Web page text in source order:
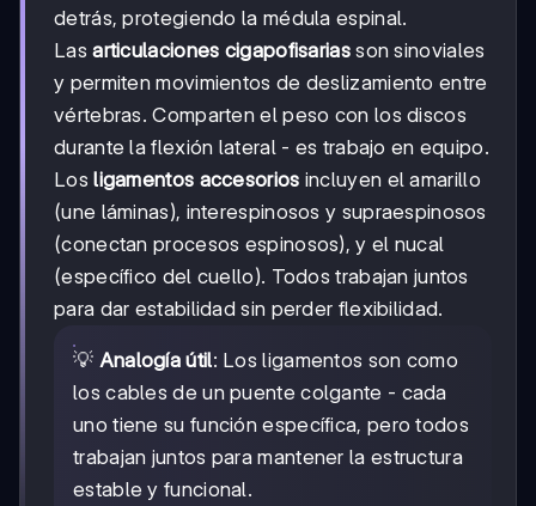
detrás, protegiendo la médula espinal.
Lasarticulaciones cigapofisariasson sinoviales
y permiten movimientos de deslizamiento entre
vértebras. Comparten el peso con los discos
durante la flexión lateral - es trabajo en equipo.
Losligamentos accesorios incluyen el amarillo
(une láminas), interespinosos y supraespinosos
(conectan procesos espinosos), y el nucal
(específico del cuello). Todos trabajan juntos
para dar estabilidad sin perder flexibilidad.
💡 Analogía útil: Los ligamentos son como
los cables de un puente colgante - cada
uno tiene su función específica, pero todos
trabajan juntos para mantener la estructura
estable y funcional.